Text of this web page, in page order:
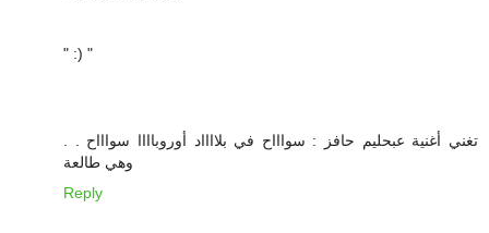
" :) "
تغني أغنية عبحليم حافز : سواااح في بلااااد أوروباااا سواااح . .
وهي طالعة
Reply